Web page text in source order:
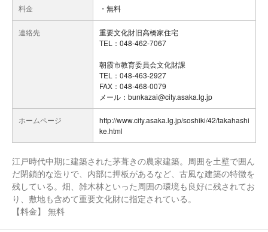
料金 ・無料
連絡先
重要文化財旧高橋家住宅
TEL：048-462-7067
朝霞市教育委員会文化財課
TEL：048-463-2927
FAX：048-468-0079
メール：bunkazai@city.asaka.lg.jp
ホームページ
http://www.city.asaka.lg.jp/soshiki/42/takahashi
ke.html
江戸時代中期に建築された茅葺きの農家建築。周囲を土壁で囲ん
だ閉鎖的な造りで、内部に押板があるなど、古風な建築の特徴を
残している。畑、雑木林といった周囲の環境も良好に残されてお
り、敷地も含めて重要文化財に指定されている。
【料金】 無料